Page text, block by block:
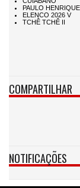
COMPARTILHAR
NOTIFICAÇÕES